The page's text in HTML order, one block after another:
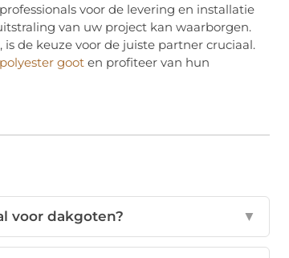
voor de levering en installatie
van uw project kan waarborgen.
de keuze voor de juiste partner cruciaal.
polyester goot en profiteer van hun
voor dakgoten? ▼